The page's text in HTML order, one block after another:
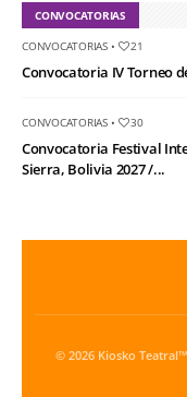
CONVOCATORIAS
CONVOCATORIAS• 21
Convocatoria IV Torneo
CONVOCATORIAS• 30
Convocatoria Festival
Sierra, Bolivia 2027 /...
© 2026 Kiosko Teatral™